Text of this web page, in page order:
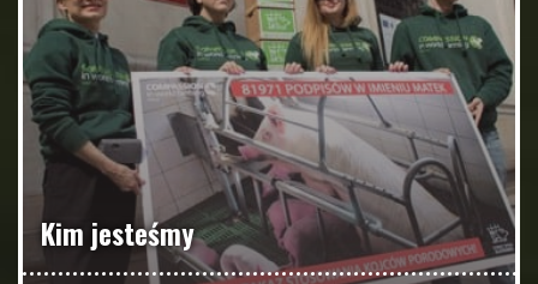
Kim jesteśmy